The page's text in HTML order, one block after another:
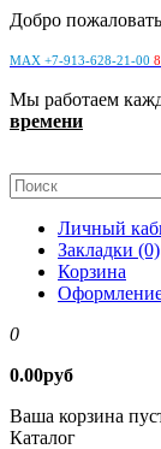
Добро
MAX +7-913-628-21-00
Мы работаем
времени
Личный
Закладки (0)
Корзина
Оформление
0
0.00руб
Ваша корзина
Каталог